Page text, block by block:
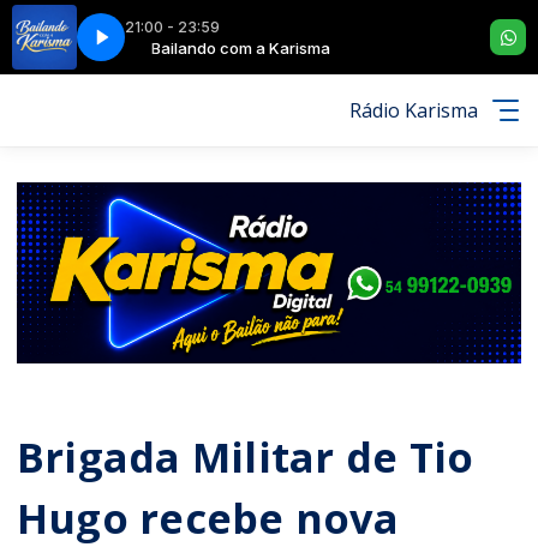
21:00 - 23:59
Bailando com a Karisma
99122-0939 WhatsApp Rádio Karisma (54) 99122-0939
Rádio Karisma
Brigada Militar de Tio
Hugo recebe nova